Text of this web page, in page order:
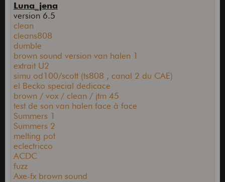
Luna_jena
version 6.5
clean
cleans808
dumble
brown sound version van halen 1
extrait U2
simu od100/scott (ts808 , canal 2 du CAE)
el Becko special dedicace
brown / vox / clean / jtm 45
test de son van halen face à face
Summers 1
Summers 2
melting pot
eclectricco
ACDC
fuzz
Axe-fx brown sound